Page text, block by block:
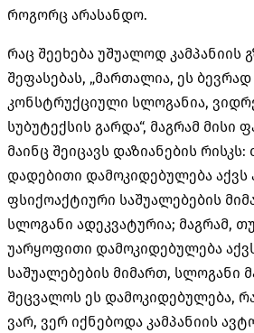
როგორც არასანდო.
რაც შეეხება უშუალოდ კამპანიის
შეფასებას, „მართალია, ეს
კონსტრუქციული სლოგანია,
სუბუტექსის გარდა“, მაგრამ მისი
მაინც შეიცავს დაზიანების რისკს:
დადებითი დამოკიდებულება აქვს
ფსიქოაქტიური საშუალებების
სლოგანი ადეკვატურია; მაგრამ,
უარყოფითი დამოკიდებულება
საშუალებების მიმართ, სლოგანი
შეცვალოს ეს დამოკიდებულება,
ვარ, ვერ იქნებოდა კამპანიის